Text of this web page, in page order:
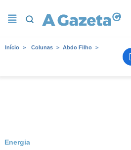
Início Colunas Abdo Filho
Energia